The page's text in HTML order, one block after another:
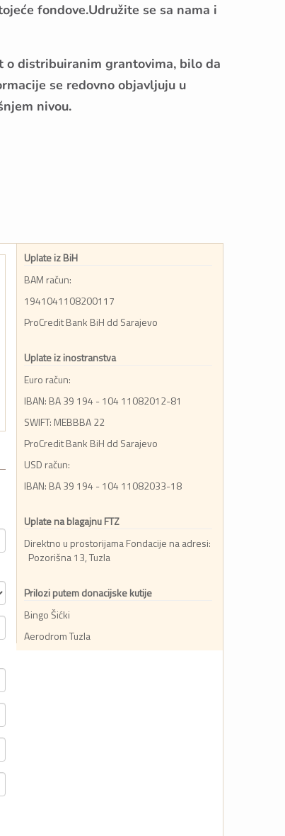
fondove.Udružite se sa nama i
o distribuiranim grantovima, bilo da
se redovno objavljuju u
nivou.